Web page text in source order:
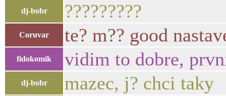
dj-bobr ?????????
Coruvar te? m?? good
fidokomik vidim to dobre,
dj-bobr mazec, j? chci taky